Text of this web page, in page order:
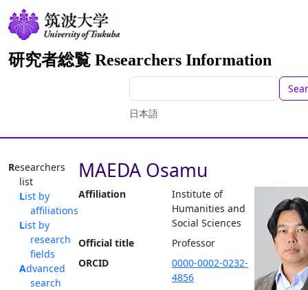
研究者総覧 Researchers Information
日本語
Researchers
list
List by
affiliations
List by
research
fields
Advanced
search
MAEDA Osamu
Affiliation
Institute of
Humanities and
Social Sciences
Official title
Professor
ORCID
0000-0002-0232-
4856